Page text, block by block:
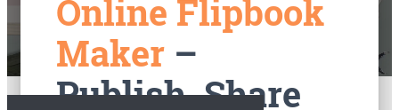
старые газеты